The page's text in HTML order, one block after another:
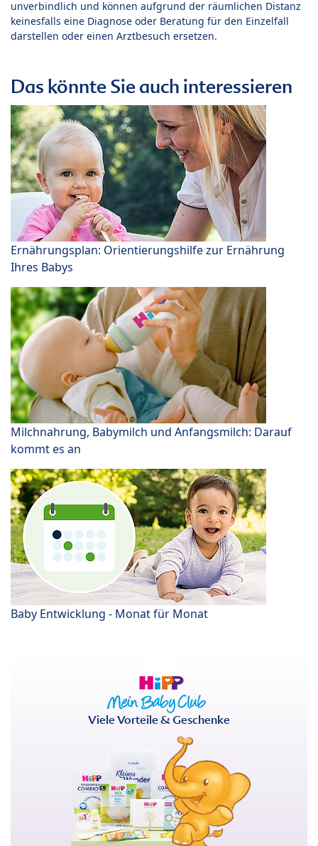
unverbindlich und können aufgrund der räumlichen Distanz
keinesfalls eine Diagnose oder Beratung für den Einzelfall
darstellen oder einen Arztbesuch ersetzen.
Das könnte Sie auch interessieren
Ernährungsplan: Orientierungshilfe zur Ernährung
Ihres Babys
Milchnahrung, Babymilch und Anfangsmilch: Darauf
kommt es an
Baby Entwicklung - Monat für Monat
Viele Vorteile & Geschenke